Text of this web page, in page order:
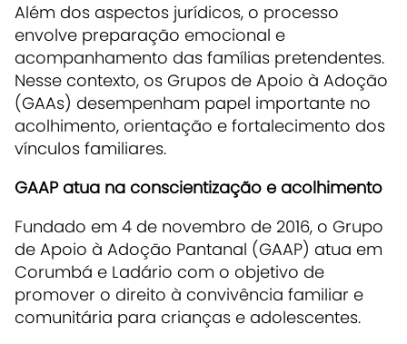
Além dos aspectos jurídicos, o processo
envolve preparação emocional e
acompanhamento das famílias pretendentes.
Nesse contexto, os Grupos de Apoio à Adoção
(GAAs) desempenham papel importante no
acolhimento, orientação e fortalecimento dos
vínculos familiares.
GAAP atua na conscientização e acolhimento
Fundado em 4 de novembro de 2016, o Grupo
de Apoio à Adoção Pantanal (GAAP) atua em
Corumbá e Ladário com o objetivo de
promover o direito à convivência familiar e
comunitária para crianças e adolescentes.